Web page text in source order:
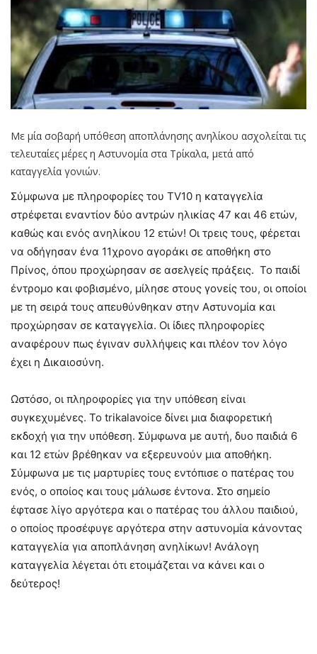
Με μία σοβαρή υπόθεση αποπλάνησης ανηλίκου ασχολείται τις
τελευταίες μέρες η Αστυνομία στα Τρίκαλα, μετά από
καταγγελία γονιών.
Σύμφωνα με πληροφορίες του TV10 η καταγγελία
στρέφεται εναντίον δύο αντρών ηλικίας 47 και 46 ετών,
καθώς και ενός ανηλίκου 12 ετών! Οι τρεις τους, φέρεται
να οδήγησαν ένα 11χρονο αγοράκι σε αποθήκη στο
Πρίνος, όπου προχώρησαν σε ασελγείς πράξεις. Το παιδί
έντρομο και φοβισμένο, μίλησε στους γονείς του, οι οποίοι
με τη σειρά τους απευθύνθηκαν στην Αστυνομία και
προχώρησαν σε καταγγελία. Οι ίδιες πληροφορίες
αναφέρουν πως έγιναν συλλήψεις και πλέον τον λόγο
έχει η Δικαιοσύνη.
Ωστόσο, οι πληροφορίες για την υπόθεση είναι
συγκεχυμένες. Το trikalavoice δίνει μια διαφορετική
εκδοχή για την υπόθεση. Σύμφωνα με αυτή, δυο παιδιά 6
και 12 ετών βρέθηκαν να εξερευνούν μια αποθήκη.
Σύμφωνα με τις μαρτυρίες τους εντόπισε ο πατέρας του
ενός, ο οποίος και τους μάλωσε έντονα. Στο σημείο
έφτασε λίγο αργότερα και ο πατέρας του άλλου παιδιού,
ο οποίος προσέφυγε αργότερα στην αστυνομία κάνοντας
καταγγελία για αποπλάνηση ανηλίκων! Ανάλογη
καταγγελία λέγεται ότι ετοιμάζεται να κάνει και ο
δεύτερος!